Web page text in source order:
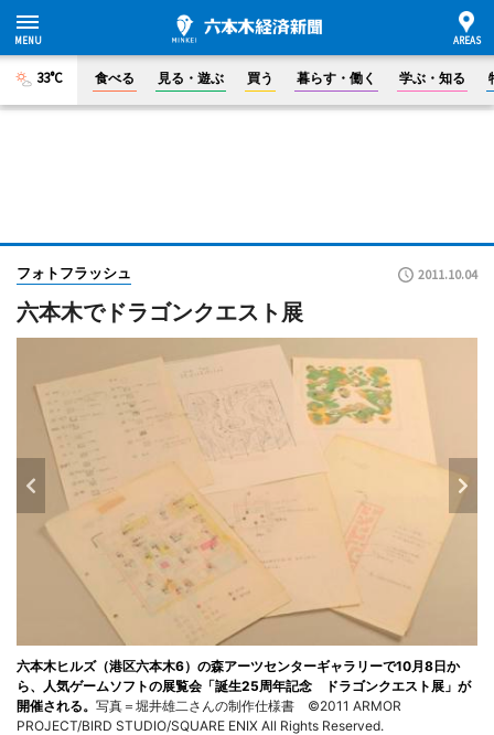
33°C 食べる 見る・遊ぶ 買う 暮らす・働く 学ぶ・知る
フォトフラッシュ 2011.10.04
六本木でドラゴンクエスト展
六本木ヒルズ（港区六本木6）の森アーツセンターギャラリーで10月8日か
ら、人気ゲームソフトの展覧会「誕生25周年記念 ドラゴンクエスト展」が
開催される。 写真＝堀井雄二さんの制作仕様書 ©2011 ARMOR
PROJECT/BIRD STUDIO/SQUARE ENIX All Rights Reserved.